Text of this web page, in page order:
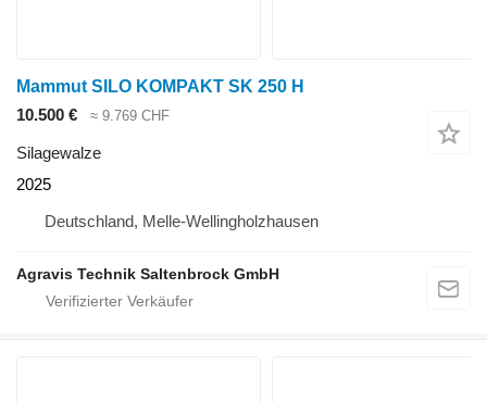
Mammut SILO KOMPAKT SK 250 H
10.500 €
≈ 9.769 CHF
Silagewalze
2025
Deutschland, Melle-Wellingholzhausen
Agravis Technik Saltenbrock GmbH